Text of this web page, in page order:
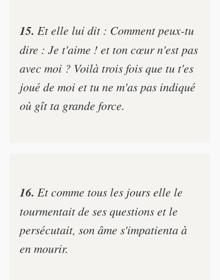
15. Et elle lui dit : Comment peux-tu
dire : Je t'aime ! et ton cœur n'est pas
avec moi ? Voilà trois fois que tu t'es
joué de moi et tu ne m'as pas indiqué
où gît ta grande force.
16. Et comme tous les jours elle le
tourmentait de ses questions et le
persécutait, son âme s'impatienta à
en mourir.